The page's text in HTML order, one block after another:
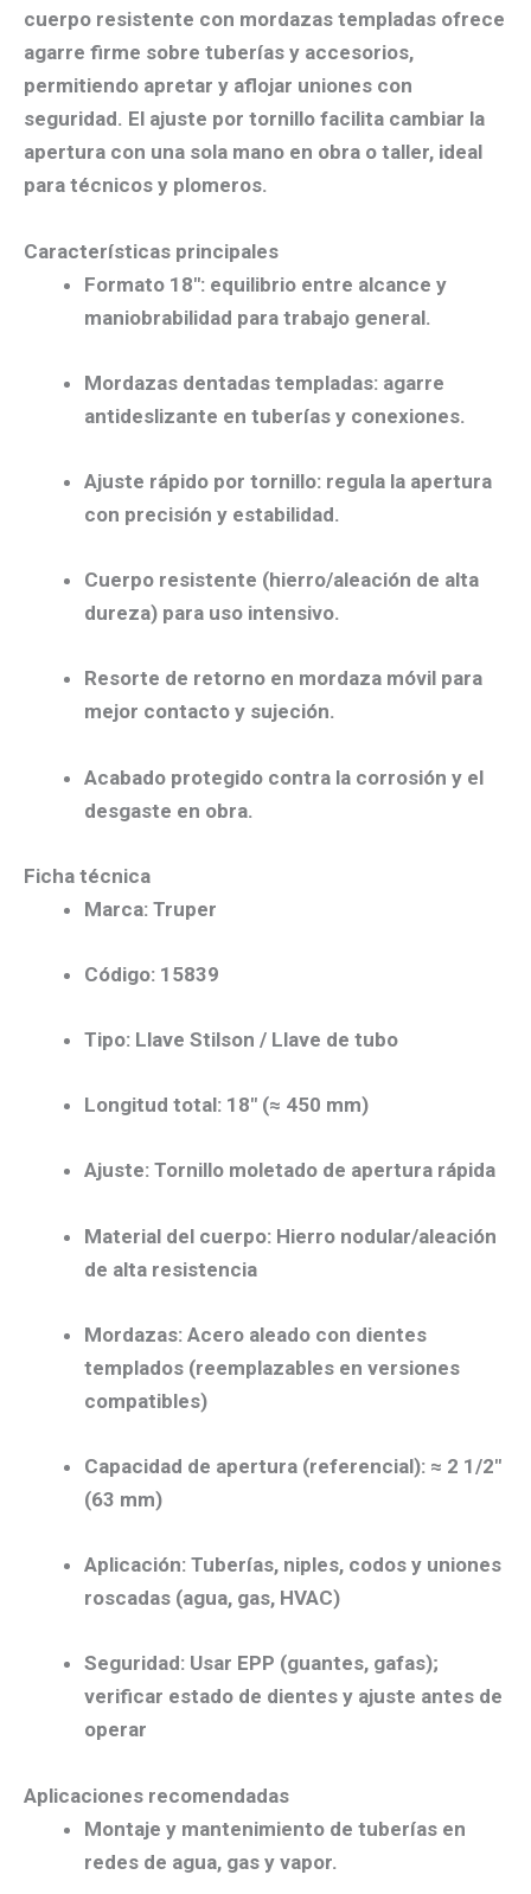
cuerpo resistente con mordazas templadas ofrece
agarre firme sobre tuberías y accesorios,
permitiendo apretar y aflojar uniones con
seguridad. El ajuste por tornillo facilita cambiar la
apertura con una sola mano en obra o taller, ideal
para técnicos y plomeros.
Características principales
Formato 18″: equilibrio entre alcance y
maniobrabilidad para trabajo general.
Mordazas dentadas templadas: agarre
antideslizante en tuberías y conexiones.
Ajuste rápido por tornillo: regula la apertura
con precisión y estabilidad.
Cuerpo resistente (hierro/aleación de alta
dureza) para uso intensivo.
Resorte de retorno en mordaza móvil para
mejor contacto y sujeción.
Acabado protegido contra la corrosión y el
desgaste en obra.
Ficha técnica
Marca: Truper
Código: 15839
Tipo: Llave Stilson / Llave de tubo
Longitud total: 18″ (≈ 450 mm)
Ajuste: Tornillo moletado de apertura rápida
Material del cuerpo: Hierro nodular/aleación
de alta resistencia
Mordazas: Acero aleado con dientes
templados (reemplazables en versiones
compatibles)
Capacidad de apertura (referencial): ≈ 2 1/2″
(63 mm)
Aplicación: Tuberías, niples, codos y uniones
roscadas (agua, gas, HVAC)
Seguridad: Usar EPP (guantes, gafas);
verificar estado de dientes y ajuste antes de
operar
Aplicaciones recomendadas
Montaje y mantenimiento de tuberías en
redes de agua, gas y vapor.